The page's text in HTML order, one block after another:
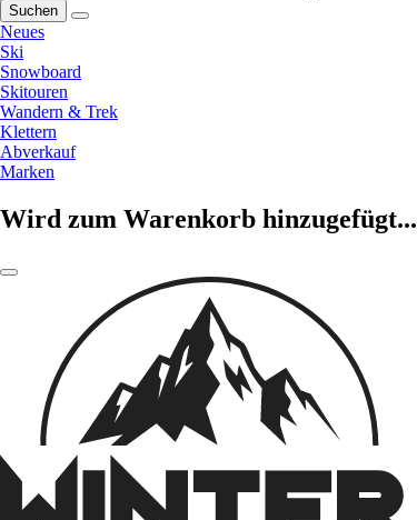
Suchen
Neues
Ski
Snowboard
Skitouren
Wandern & Trek
Klettern
Abverkauf
Marken
Wird zum Warenkorb hinzugefügt...